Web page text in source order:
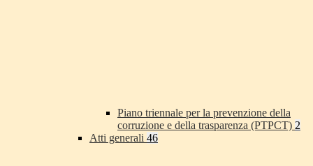
Piano triennale per la prevenzione della
corruzione e della trasparenza (PTPCT) 2
Atti generali 46